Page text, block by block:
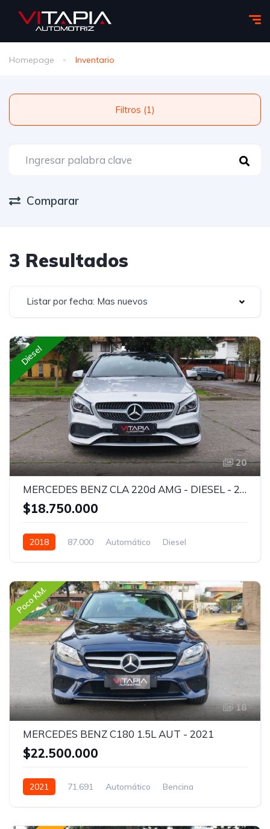
Homepage Inventario
Filtros (1)
Comparar
3 Resultados
Listar por fecha: Mas nuevos
Diesel
20
MERCEDES BENZ CLA 220d AMG - DIESEL - 2018
$18.750.000
2018 87.000 Automático Diesel
Poco KM.
18
MERCEDES BENZ C180 1.5L AUT - 2021
$22.500.000
2021 71.691 Automático Bencina